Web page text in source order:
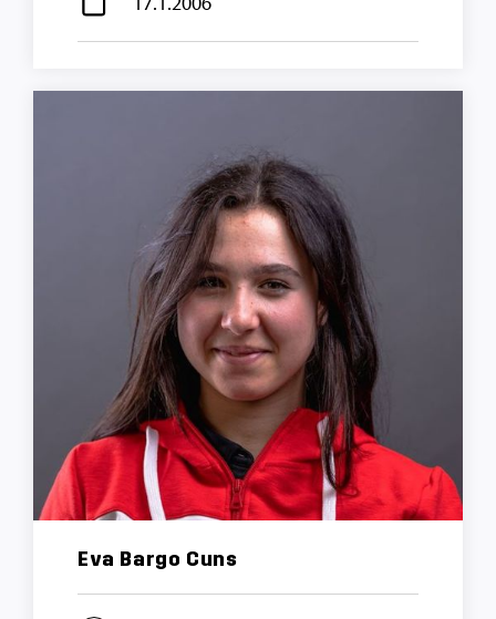
Eva Bargo Cuns